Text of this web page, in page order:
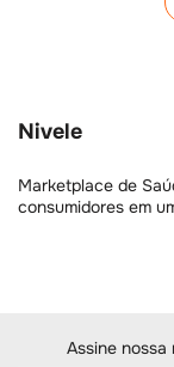
Nivele
Marketplace de
consumidores em
Assine